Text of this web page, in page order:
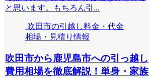
と思います。もちろん引...
吹田市の引越し料金・代金
相場・見積り情報
吹田市から鹿児島市への引っ越し
費用相場を徹底解説！単身・家族